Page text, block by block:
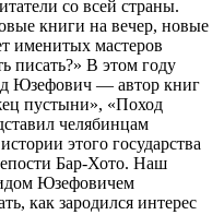
со всей страны.
книги на вечер, новые
именитых мастеров
писать?» В этом году
Юзефович — автор книг
пустыни», «Поход
челябинцам
этого государства
Бар-Хото. Наш
Юзефовичем
как зародился интерес